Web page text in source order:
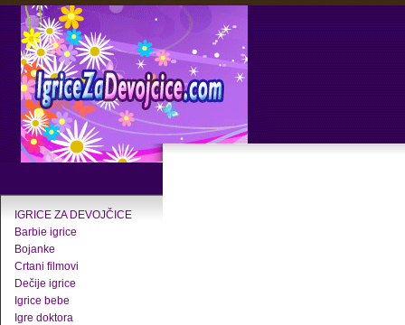
IGRICE ZA DEVOJČICE
Barbie igrice
Bojanke
Crtani filmovi
Dečije igrice
Igrice bebe
Igre doktora